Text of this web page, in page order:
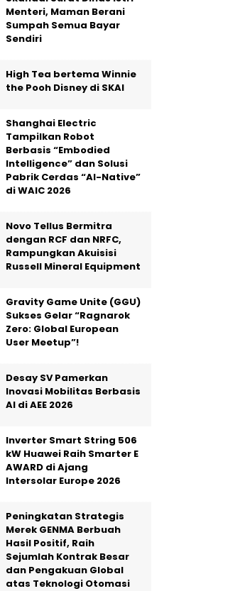
Menteri, Maman Berani
Sumpah Semua Bayar
Sendiri
High Tea bertema Winnie
the Pooh Disney di SKAI
Shanghai Electric
Tampilkan Robot
Berbasis “Embodied
Intelligence” dan Solusi
Pabrik Cerdas “AI-Native”
di WAIC 2026
Novo Tellus Bermitra
dengan RCF dan NRFC,
Rampungkan Akuisisi
Russell Mineral Equipment
Gravity Game Unite (GGU)
Sukses Gelar “Ragnarok
Zero: Global European
User Meetup”!
Desay SV Pamerkan
Inovasi Mobilitas Berbasis
AI di AEE 2026
Inverter Smart String 506
kW Huawei Raih Smarter E
AWARD di Ajang
Intersolar Europe 2026
Peningkatan Strategis
Merek GENMA Berbuah
Hasil Positif, Raih
Sejumlah Kontrak Besar
dan Pengakuan Global
atas Teknologi Otomasi